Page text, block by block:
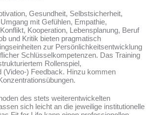
Gesundheit, Selbstsicherheit,
mit Gefühlen, Empathie,
Kooperation, Lebensplanung, Beruf
und Kritik bieten pragmatisch
zur Persönlichkeitsentwicklung
Schlüsselkompetenzen. Das Training
Rollenspiel,
(Video-) Feedback. Hinzu kommen
des stets weiterentwickelten
sich leicht an die jeweilige institutionelle